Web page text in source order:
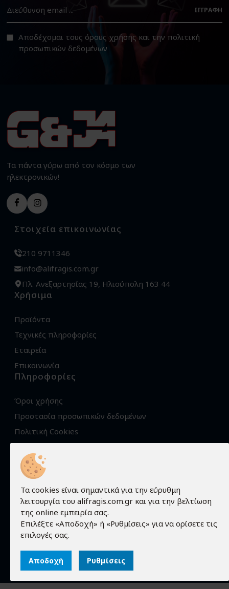
ΕΓΓΡΑΦΉ
Αποδέχομαι τους όρους χρήσης και την πολιτική
προσωπικών δεδομένων
Τα πάντα γύρω από τον κόσμο των
ηλεκτρονικών!
Στοιχεία επικοινωνίας
210 9711346
info@alifragis.com.gr
Πλ. Ανεξαρτησίας 19, Ηλιούπολη 163 44
Χρήσιμα
Προϊόντα
Τεχνικές πληροφορίες
Εταιρεία
Επικοινωνία
Πληροφορίες
Όροι χρήσης
Προστασία προσωπικών δεδομένων
Πολιτική Cookies
Τρόποι αποστολής
Τρόποι παραγγελίας
Τρόποι πληρωμής
Εγγύηση - Επιστροφές
©2026alifragis.com.gr. All rights reserved.
Κατασκευή ιστοσελίδων
Τα cookies είναι σημαντικά για την εύρυθμη
λειτουργία του alifragis.com.gr και για την βελτίωση
της online εμπειρία σας.
Επιλέξτε «Αποδοχή» ή «Ρυθμίσεις» για να ορίσετε τις
επιλογές σας.
Αποδοχή Ρυθμίσεις